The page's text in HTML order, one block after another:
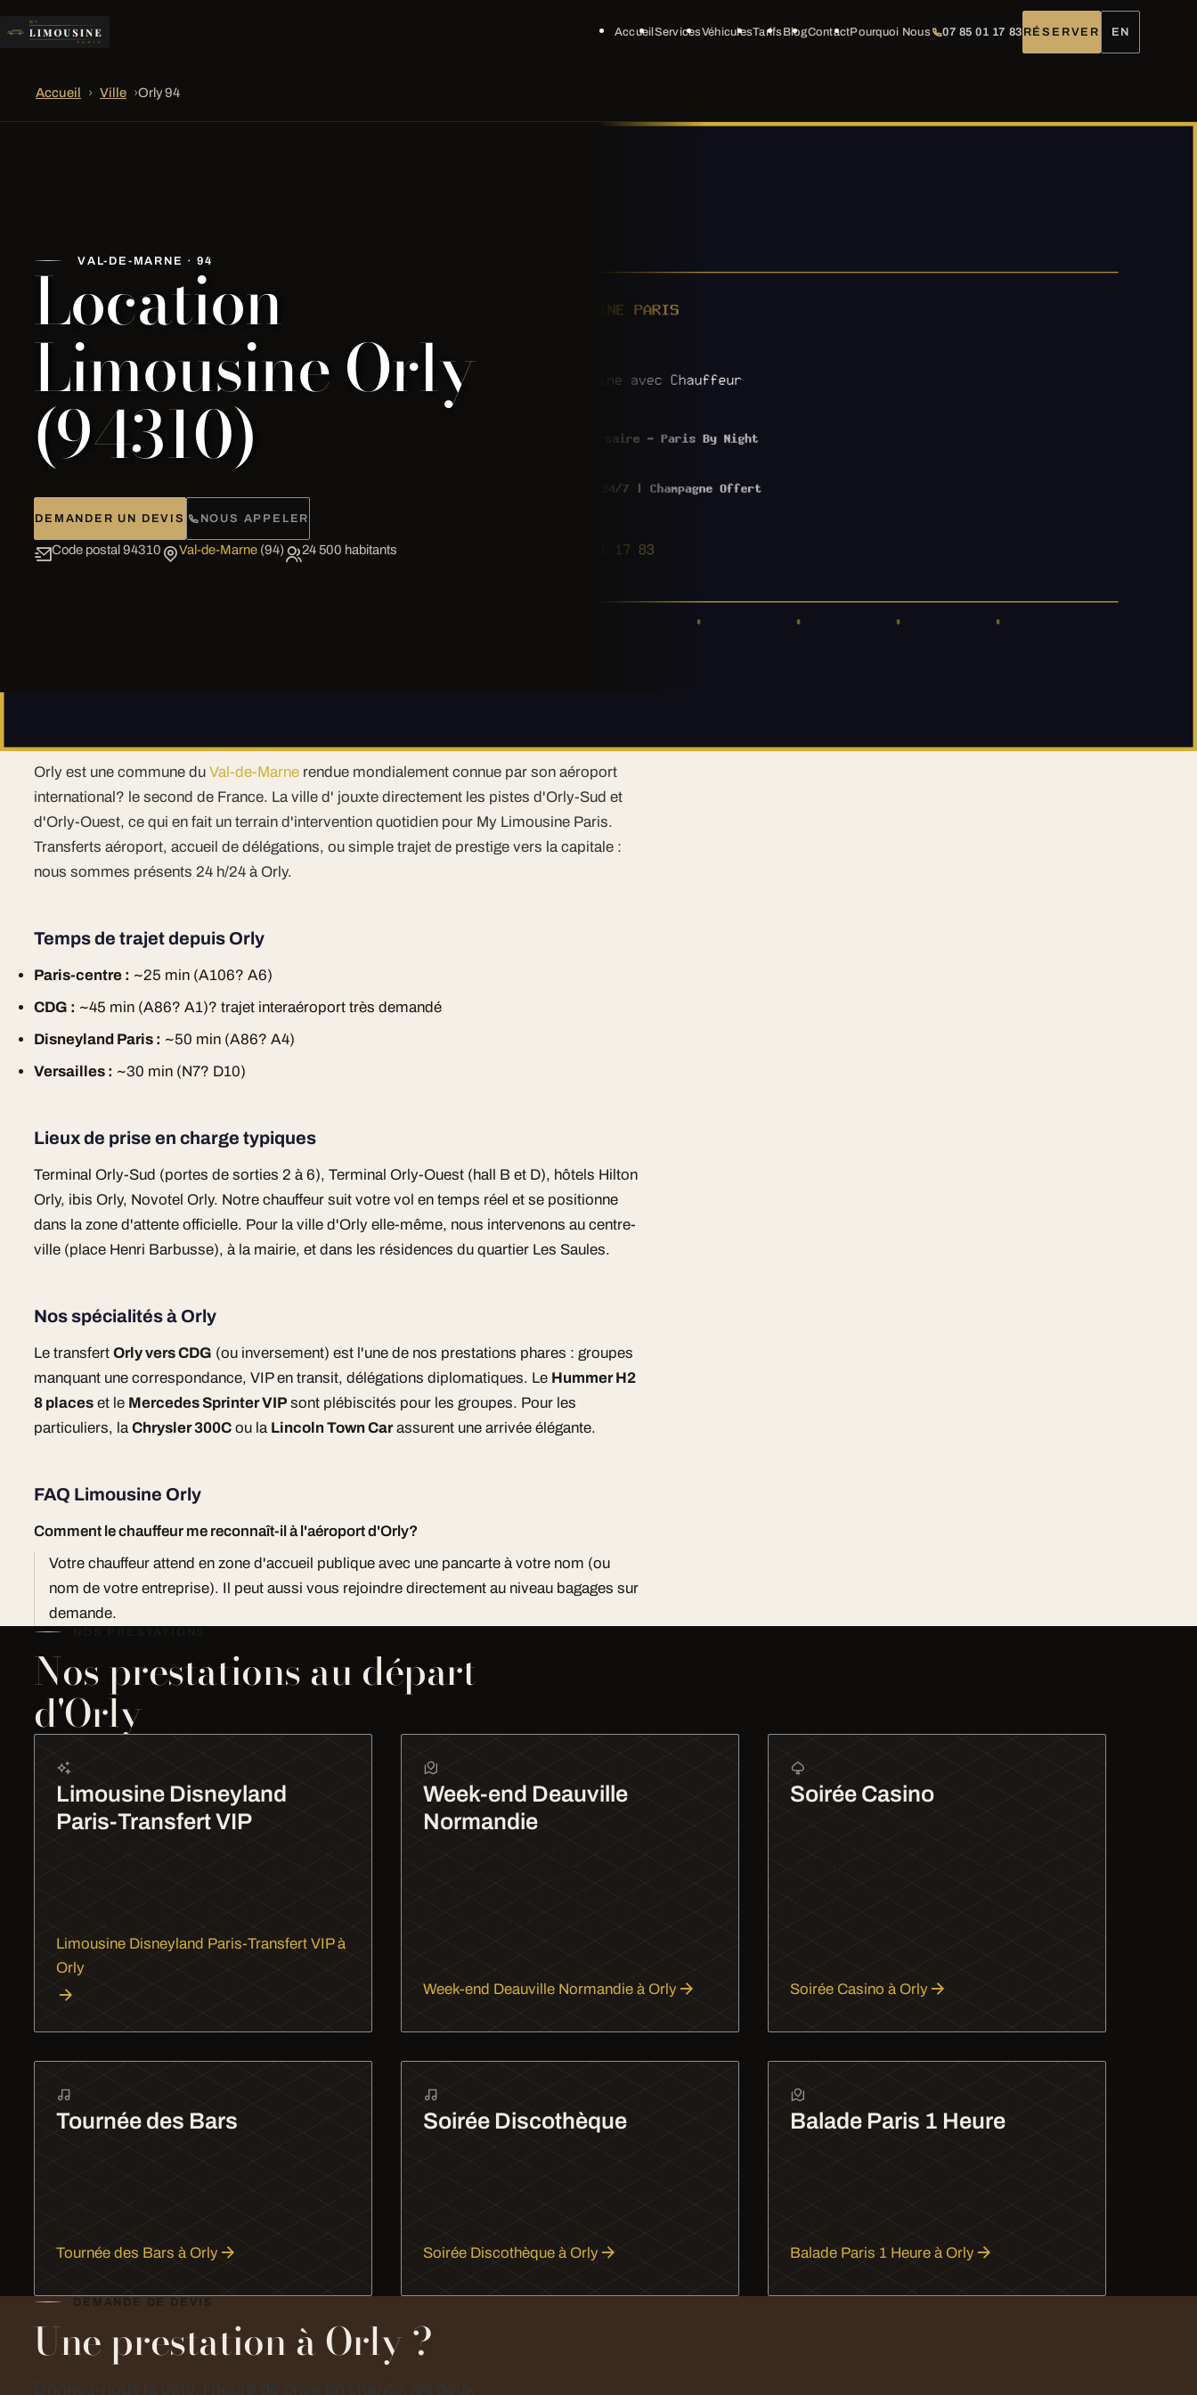
AccueilServicesVéhiculesTarifsBlogContactPourquoi Nous 07 85 01 17 83 RÉSERVER EN
Accueil › Ville ›Orly 94
VAL-DE-MARNE · 94
Location
Limousine Orly
(94310)
DEMANDER UN DEVIS NOUS APPELER
Code postal 94310 Val-de-Marne (94) 24 500 habitants
Orly est une commune duVal-de-Marne rendue mondialement connue par son aéroport
international? le second de France. La ville d' jouxte directement les pistes d'Orly-Sud et
d'Orly-Ouest, ce qui en fait un terrain d'intervention quotidien pour My Limousine Paris.
Transferts aéroport, accueil de délégations, ou simple trajet de prestige vers la capitale :
nous sommes présents 24 h/24 à Orly.
Temps de trajet depuis Orly
Paris-centre : ~25 min (A106? A6)
CDG : ~45 min (A86? A1)? trajet interaéroport très demandé
Disneyland Paris : ~50 min (A86? A4)
Versailles : ~30 min (N7? D10)
Lieux de prise en charge typiques
Terminal Orly-Sud (portes de sorties 2 à 6), Terminal Orly-Ouest (hall B et D), hôtels Hilton
Orly, ibis Orly, Novotel Orly. Notre chauffeur suit votre vol en temps réel et se positionne
dans la zone d'attente officielle. Pour la ville d'Orly elle-même, nous intervenons au centre-
ville (place Henri Barbusse), à la mairie, et dans les résidences du quartier Les Saules.
Nos spécialités à Orly
Le transfertOrly vers CDG (ou inversement) est l'une de nos prestations phares : groupes
manquant une correspondance, VIP en transit, délégations diplomatiques. Le Hummer H2
8 places et le Mercedes Sprinter VIP sont plébiscités pour les groupes. Pour les
particuliers, laChrysler 300C ou la Lincoln Town Carassurent une arrivée élégante.
FAQ Limousine Orly
Comment le chauffeur me reconnaît-il à l'aéroport d'Orly?
Votre chauffeur attend en zone d'accueil publique avec une pancarte à votre nom (ou
nom de votre entreprise). Il peut aussi vous rejoindre directement au niveau bagages sur
demande.
Nos prestations au départ
d'Orly
Limousine Disneyland
Paris-Transfert VIP
Limousine Disneyland Paris-Transfert VIP à
Orly
Week-end Deauville
Normandie
qui passent vite. Plage, casino, planches :
Week-end Deauville Normandie à Orly
Soirée Casino
limousine. Arrivez comme un high roller,
profitez de la nuit et repartez sereinement
Soirée Casino à Orly
Tournée des Bars
La tournée des bars en limousine : d'un bar
conduite. Sono, ambiance et champagne à
Tournée des Bars à Orly
Soirée Discothèque
Soirée clubbing en limousine à Paris.
style et profitez de la nuit parisienne sans
Soirée Discothèque à Orly
Balade Paris 1 Heure
Pas beaucoup de temps? Notre balade d'1
limousine : Champs-Élysées, Tour Eiffel,
Balade Paris 1 Heure à Orly
DEMANDE DE DEVIS
Une prestation à Orly ?